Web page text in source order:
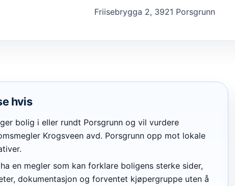
Friisebrygga 2, 3921 Porsgrunn
hvis
bolig i eller rundt Porsgrunn og vil vurdere
Krogsveen avd. Porsgrunn opp mot lokale
en megler som kan forklare boligens sterke sider,
dokumentasjon og forventet kjøpergruppe uten å